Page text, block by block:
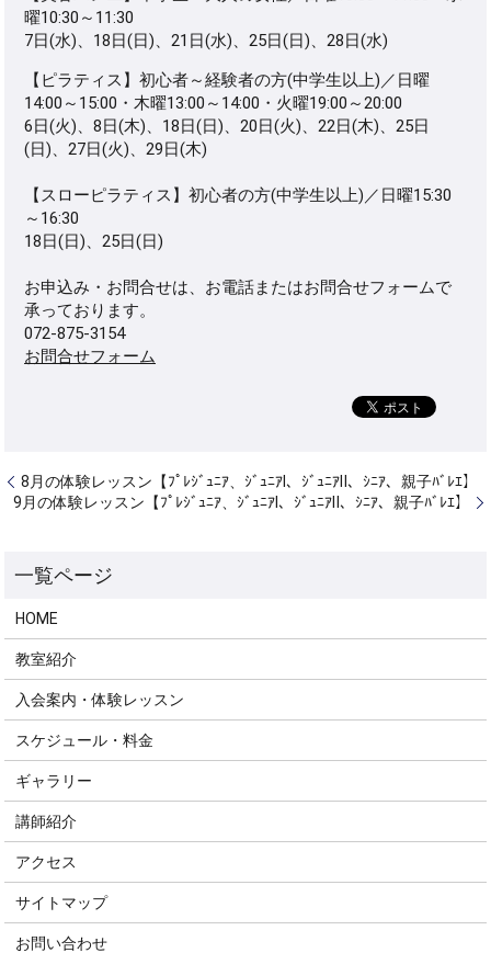
曜10:30～11:30
7日(水)、18日(日)、21日(水)、25日(日)、28日(水)
【ピラティス】初心者～経験者の方(中学生以上)／日曜
14:00～15:00・木曜13:00～14:00・火曜19:00～20:00
6日(火)、8日(木)、18日(日)、20日(火)、22日(木)、25日
(日)、27日(火)、29日(木)
【スローピラティス】初心者の方(中学生以上)／日曜15:30
～16:30
18日(日)、25日(日)
お申込み・お問合せは、お電話またはお問合せフォームで
承っております。
072-875-3154
お問合せフォーム
8月の体験レッスン【ﾌﾟﾚｼﾞｭﾆｱ、ｼﾞｭﾆｱⅠ、ｼﾞｭﾆｱⅡ、ｼﾆｱ、親子ﾊﾞﾚｴ】
9月の体験レッスン【ﾌﾟﾚｼﾞｭﾆｱ、ｼﾞｭﾆｱⅠ、ｼﾞｭﾆｱⅡ、ｼﾆｱ、親子ﾊﾞﾚｴ】
HOME
教室紹介
入会案内・体験レッスン
スケジュール・料金
ギャラリー
講師紹介
アクセス
サイトマップ
お問い合わせ